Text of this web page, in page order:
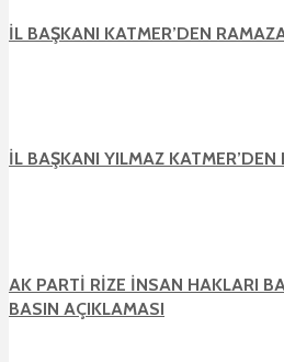
İL BAŞKANI KATMER’DEN
İL BAŞKANI YILMAZ KATMER’DEN
AK PARTİ RİZE İNSAN HAKLARI
BASIN AÇIKLAMASI